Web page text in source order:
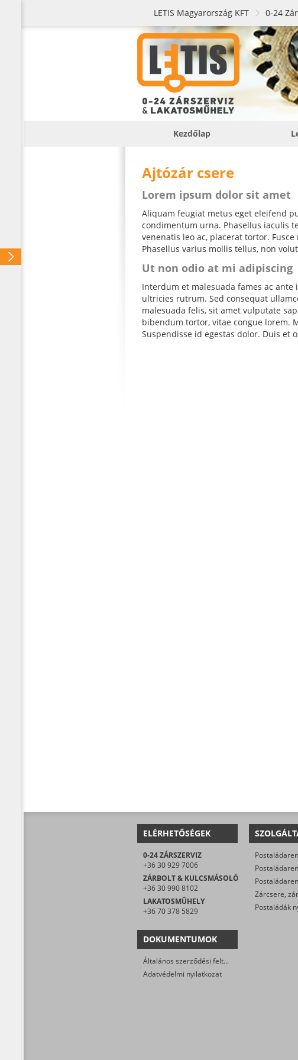
LETIS Magyarország KFT 0-24
Kezdőlap
Ajtózár csere
Lorem ipsum dolor sit amet
Aliquam feugiat metus eget eleifend
condimentum urna. Phasellus iaculis
venenatis leo ac, placerat tortor.
Phasellus varius mollis tellus, non
Ut non odio at mi adipiscing
Interdum et malesuada fames ac
ultricies rutrum. Sed consequat
malesuada felis, sit amet vulputate
bibendum tortor, vitae congue lorem.
Suspendisse id egestas dolor. Duis et
ELÉRHETŐSÉGEK
0-24 ZÁRSZERVIZ
+36 30 929 7006
ZÁRBOLT & KULCSMÁSOLÓ
+36 30 990 8102
LAKATOSMŰHELY
+36 70 378 5829
DOKUMENTUMOK
Általános szerződési feltételek
Adatvédelmi nyilatkozat
Postaládák